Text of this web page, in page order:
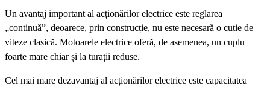
Un avantaj important al acționărilor electrice este reglarea
„continuă”, deoarece, prin construcție, nu este necesară o cutie de
viteze clasică. Motoarele electrice oferă, de asemenea, un cuplu
foarte mare chiar și la turații reduse.
Cel mai mare dezavantaj al acționărilor electrice este capacitatea